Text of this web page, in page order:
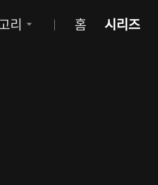
리 홈 시리즈